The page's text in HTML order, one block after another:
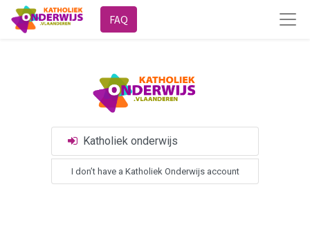
FAQ
Katholiek onderwijs
I don’t have a Katholiek Onderwijs account